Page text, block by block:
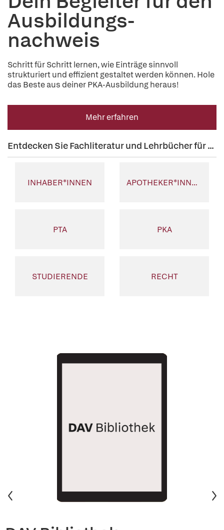
Ausbildungs-
nachweis
Schritt für Schritt lernen, wie Einträge sinnvoll
strukturiert und effizient gestaltet werden können. Hole
das Beste aus deiner PKA-Ausbildung heraus!
Mehr erfahren
Entdecken Sie Fachliteratur und Lehrbücher für ...
INHABER*INNEN APOTHEKER*INNEN
PTA PKA
STUDIERENDE RECHT